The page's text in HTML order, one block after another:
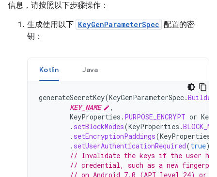
信息，请按照以下步骤操作：
生成使用以下 KeyGenParameterSpec 配置的密
钥：
Kotlin Java
generateSecretKey(KeyGenParameterSpec.Builder
KEY_NAME
,
KeyProperties . PURPOSE_ENCRYPT or
. setBlockModes(KeyProperties .
. setEncryptionPaddings(KeyProperties
. setUserAuthenticationRequired(true)
// Invalidate the keys if the user
// credential, such as a new
// on Android 7.0 (API level 24) or